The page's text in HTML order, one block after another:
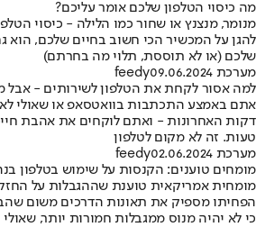
מה כיסוי הטלפון שלכם אומר עליכם?
מנומר, מנצנץ או שחור כמו הלילה - כיסוי
להגן על המכשיר הכי חשוב בחיים שלכם, הוא
שלכם (או לא תוססת, תלוי מה בחרתם)
מערכת feedy09.06.2024
למה אסור לקחת את הטלפון לשירותים - אבל
אתם באמצע התכתבות בוואטסאפ או שאולי
דקות האחרונות - ואתם לוקחים את אהבת
טעות. זה לא מקום לטלפון
מערכת feedy02.06.2024
מומחים טוענים: הקנסות על שימוש בטלפון
מומחית אמריקאית טוענת שההגבלות על
הפחיתו מספיק את תאונות הדרכים משום
כי לא יהיה מנוס ממגבלות חמורות יותר, שאולי